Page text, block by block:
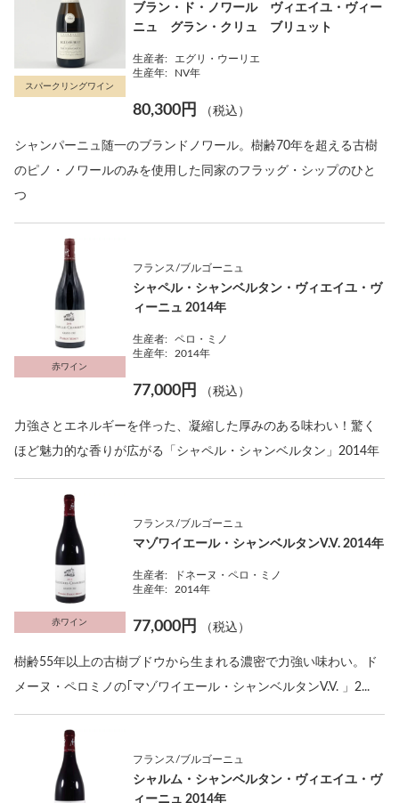
スパークリングワイン
ブラン・ド・ノワール ヴィエイユ・ヴィー
ニュ グラン・クリュ ブリュット
生産者:
エグリ・ウーリエ
生産年:
NV年
80,300円 （税込）
シャンパーニュ随一のブランドノワール。樹齢70年を超える古樹
のピノ・ノワールのみを使用した同家のフラッグ・シップのひと
つ
赤ワイン
フランス/ブルゴーニュ
シャペル・シャンベルタン・ヴィエイユ・ヴ
ィーニュ 2014年
生産者:
ペロ・ミノ
生産年:
2014年
77,000円 （税込）
力強さとエネルギーを伴った、凝縮した厚みのある味わい！驚く
ほど魅力的な香りが広がる「シャペル・シャンベルタン」2014年
赤ワイン
フランス/ブルゴーニュ
マゾワイエール・シャンベルタンV.V. 2014年
生産者:
ドネーヌ・ペロ・ミノ
生産年:
2014年
77,000円 （税込）
樹齢55年以上の古樹ブドウから生まれる濃密で力強い味わい。ド
メーヌ・ペロミノの｢マゾワイエール・シャンベルタンV.V. 」2...
フランス/ブルゴーニュ
シャルム・シャンベルタン・ヴィエイユ・ヴ
ィーニュ 2014年